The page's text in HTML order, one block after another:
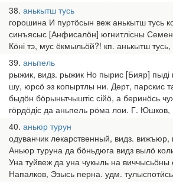
38 анькытш тусь
горошина И пуртӧсын веж анькытш тусь
синъясыс [Анфисалӧн] югнитлісны
Кӧні тэ, мус ёкмыльӧй?! кп. анькытш
39 аньпель
рыжик, видз. рыжик Но пырис [Бияр] пыді
шу, юрсӧ эз копыртлы ни. Дерт, парскис
быдӧн бӧрыньтчыштіс сійӧ, а беринӧсь
гӧрдӧдіс да аньпель рӧма лои. Г. Юшков,
40 аньюр турун
одуванчик лекарственный, видз. вижъюр,
Аньюр туруна да бӧньдюга видз вылӧ
Уна туйвеж да уна чукыль на
Напалков, Эзысь перна. удм. тулыспотӥсь